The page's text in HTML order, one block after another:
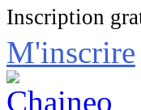
Inscription
M'inscrire